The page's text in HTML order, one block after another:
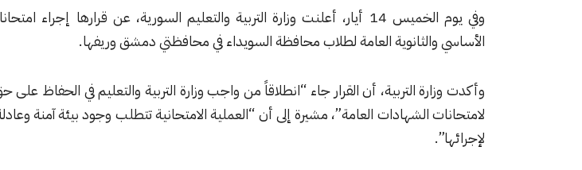
وفي يوم الخميس 14 أيار، أعلنت وزارة التربية والتعليم السورية، عن قرارها إجراء
الأساسي والثانوية العامة لطلاب محافظة السويداء في محافظتي دمشق وريفها.
وأكدت وزارة التربية، أن القرار جاء “انطلاقاً من واجب وزارة التربية والتعليم في الحفاظ على
لامتحانات الشهادات العامة”، مشيرة إلى أن “العملية الامتحانية تتطلب وجود بيئة آمنة
لإجرائها”.